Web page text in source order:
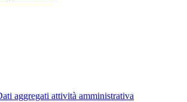
aggregati attività amministrativa